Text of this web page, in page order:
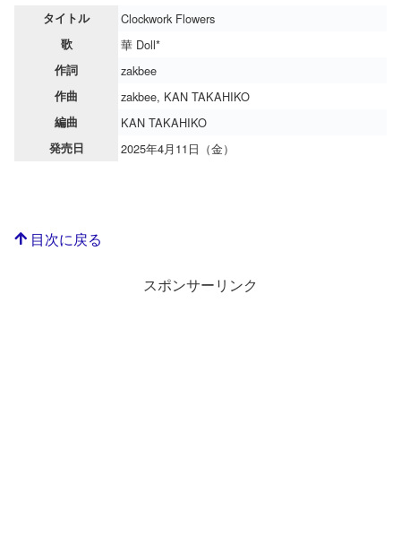
タイトル Clockwork Flowers
歌 華 Doll*
作詞 zakbee
作曲 zakbee, KAN TAKAHIKO
編曲 KAN TAKAHIKO
発売日 2025年4月11日（金）
目次に戻る
スポンサーリンク